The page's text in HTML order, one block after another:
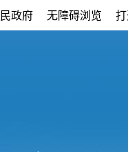
政府 无障碍浏览